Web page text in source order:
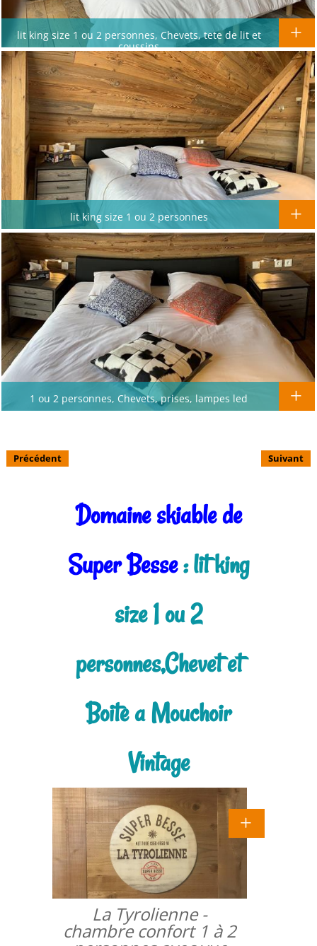
lit king size 1 ou 2 personnes, Chevets, tete de lit et
coussins
lit king size 1 ou 2 personnes
1 ou 2 personnes, Chevets, prises, lampes led
Précédent Suivant
Domaine skiable de
Super Besse: lit king
size 1 ou 2
personnes,Chevet et
Boite a Mouchoir
Vintage
La Tyrolienne -
chambre confort 1 à 2